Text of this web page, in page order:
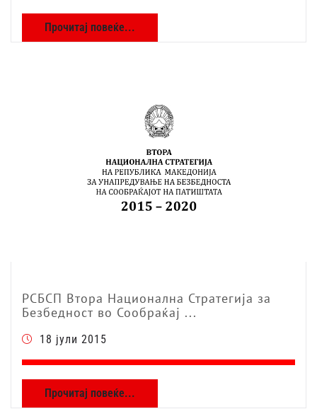
Прочитај повеќе...
РСБСП Втора Национална Стратегија за
Безбедност во Сообраќај ...
18 јули 2015
Прочитај повеќе...